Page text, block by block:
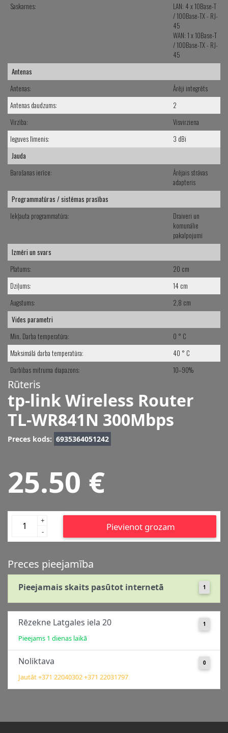
Saskarnes:
LAN: 4 x 10Base-T
/ 100Base-TX - RJ-
45
WAN: 1 x 10Base-T
/ 100Base-TX - RJ-
45
Antenas
Antenas:
Ārēji integrēts
Antenas daudzums:
2
Virzība:
Visvirziena
Ieguves līmenis:
3 dBi
Jauda
Barošanas ierīce:
Ārējais strāvas
adapteris
Programmatūras / sistēmas prasības
Iekļauta programmatūra:
Draiveri un
komunālie
pakalpojumi
Izmēri un svars
Platums:
20 cm
Dziļums:
14 cm
Augstums:
2,8 cm
Vides parametri
Min. Darba temperatūra:
0 ° C
Maksimālā darba temperatūra:
40 ° C
Darbības mitruma diapazons:
10–90%
Rūteris
tp-link Wireless Router
TL-WR841N 300Mbps
Preces kods: 6935364051242
25.50 €
+
-
Pievienot grozam
Preces pieejamība
Pieejamais skaits pasūtot internetā 1
Rēzekne Latgales iela 20 1
Pieejams 1 dienas laikā
Noliktava 0
Jautāt +371 22040302 +371 22031797